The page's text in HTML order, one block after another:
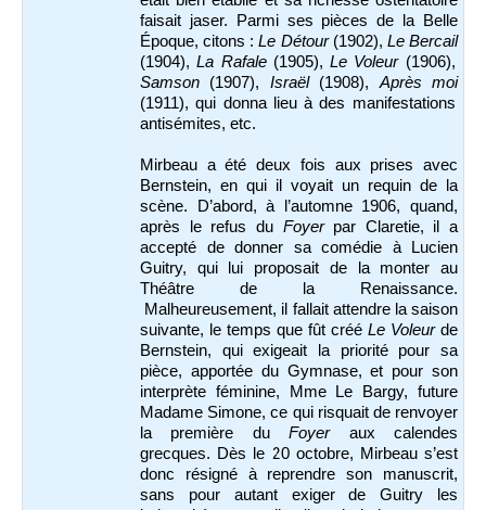
faisait jaser. Parmi ses pièces de la Belle
Époque, citons : Le Détour (1902), Le Bercail
(1904),La Rafale(1905),Le Voleur(1906),
Samson (1907), Israël(1908),Après moi
(1911), qui donna lieu à des manifestations
antisémites, etc.
Mirbeau a été deux fois aux prises avec
Bernstein, en qui il voyait un requin de la
scène. D’abord, à l’automne 1906, quand,
après le refus du Foyerpar Claretie, il a
accepté de donner sa comédie à Lucien
Guitry, qui lui proposait de la monter au
Théâtre de la Renaissance.
Malheureusement, il fallait attendre la saison
suivante, le temps que fût créé Le Voleurde
Bernstein, qui exigeait la priorité pour sa
pièce, apportée du Gymnase, et pour son
interprète féminine, Mme Le Bargy, future
Madame Simone, ce qui risquait de renvoyer
la première duFoyeraux calendes
grecques. Dès le 20 octobre, Mirbeau s’est
donc résigné à reprendre son manuscrit,
sans pour autant exiger de Guitry les